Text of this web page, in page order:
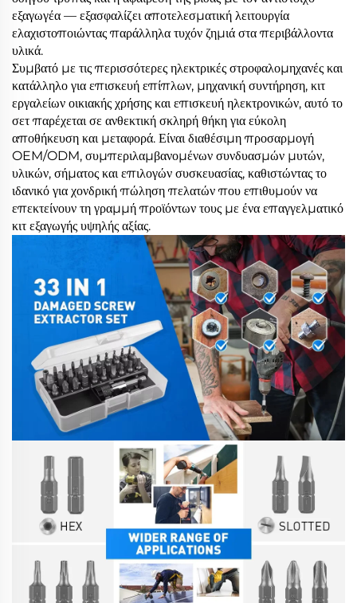
εξαγωγέα — εξασφαλίζει αποτελεσματική λειτουργία
ελαχιστοποιώντας παράλληλα τυχόν ζημιά στα περιβάλλοντα
υλικά.
Συμβατό με τις περισσότερες ηλεκτρικές στροφαλομηχανές και
κατάλληλο για επισκευή επίπλων, μηχανική συντήρηση, κιτ
εργαλείων οικιακής χρήσης και επισκευή ηλεκτρονικών, αυτό το
σετ παρέχεται σε ανθεκτική σκληρή θήκη για εύκολη
αποθήκευση και μεταφορά. Είναι διαθέσιμη προσαρμογή
OEM/ODM, συμπεριλαμβανομένων συνδυασμών μυτών,
υλικών, σήματος και επιλογών συσκευασίας, καθιστώντας το
ιδανικό για χονδρική πώληση πελατών που επιθυμούν να
επεκτείνουν τη γραμμή προϊόντων τους με ένα επαγγελματικό
κιτ εξαγωγής υψηλής αξίας.